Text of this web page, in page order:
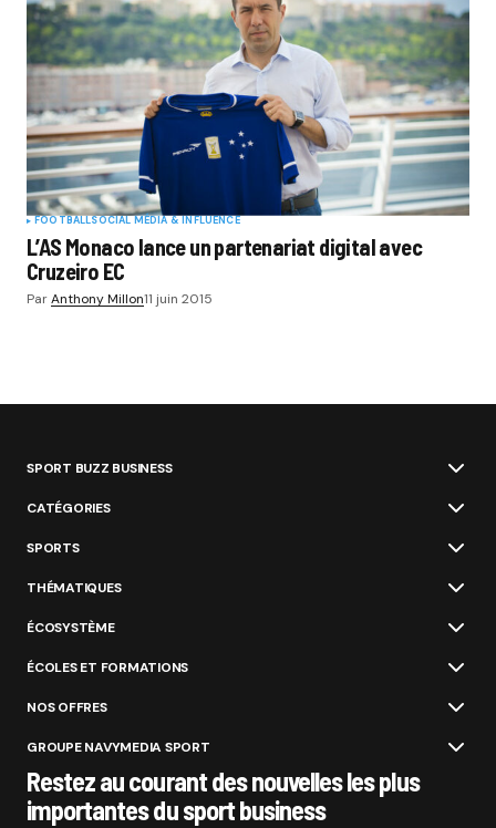
FOOTBALLSOCIAL MÉDIA & INFLUENCE
L’AS Monaco lance un partenariat digital avec
Cruzeiro EC
ParAnthony Millon11 juin 2015
SPORT BUZZ BUSINESS
CATÉGORIES
SPORTS
THÉMATIQUES
ÉCOSYSTÈME
ÉCOLES ET FORMATIONS
NOS OFFRES
GROUPE NAVYMEDIA SPORT
Restez au courant des nouvelles les plus
importantes du sport business